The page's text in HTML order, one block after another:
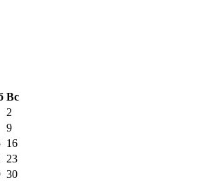
Вс
2
9
16
23
30